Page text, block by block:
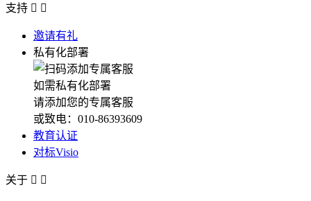
支持  
邀请有礼
私有化部署
如需私有化部署
请添加您的专属客服
或致电：010-86393609
教育认证
对标Visio
关于  